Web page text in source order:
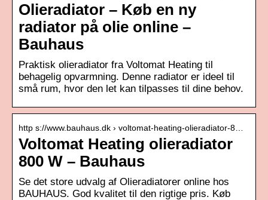
Olieradiator – Køb en ny
radiator på olie online –
Bauhaus
Praktisk olieradiator fra Voltomat Heating til
behagelig opvarmning. Denne radiator er ideel til
små rum, hvor den let kan tilpasses til dine behov.
http s://www.bauhaus.dk › voltomat-heating-olieradiator-8…
Voltomat Heating olieradiator
800 W – Bauhaus
Se det store udvalg af Olieradiatorer online hos
BAUHAUS. God kvalitet til den rigtige pris. Køb